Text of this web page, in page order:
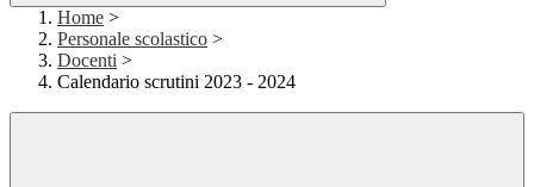
Home >
Personale scolastico >
Docenti >
Calendario scrutini 2023 - 2024